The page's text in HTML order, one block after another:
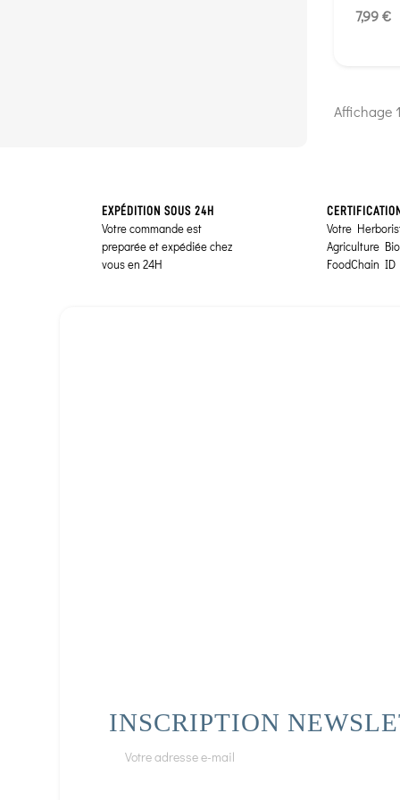
7,99 €
Affichage
EXPÉDITION SOUS 24H
Votre commande est
preparée et expédiée chez
vous en 24H
Votre
Agriculture
FoodChain ID
INSCRIPTION